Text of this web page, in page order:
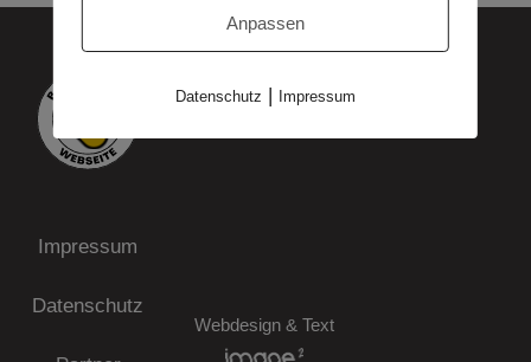
Impressum
Datenschutz
Webdesign & Text
Anpassen
Datenschutz | Impressum